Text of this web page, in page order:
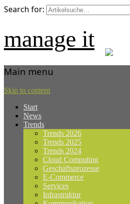
Search for:
manage it
Main menu
Skip to content
Start
News
Trends
Trends 2026
Trends 2025
Trends 2024
Cloud Computing
Geschäftsprozesse
E-Commerce
Services
Infrastruktur